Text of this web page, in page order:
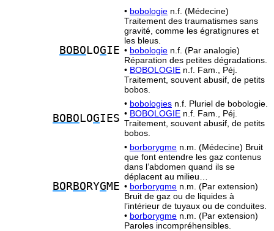
BOBO LOGIE
• bobologie n.f. (Médecine)
Traitement des traumatismes sans
gravité, comme les égratignures et
les bleus.
• bobologie n.f. (Par analogie)
Réparation des petites dégradations.
• BOBOLOGIE n.f. Fam., Péj.
Traitement, souvent abusif, de petits
bobos.
BOBO LOGIES
• bobologies n.f. Pluriel de bobologie.
• BOBOLOGIE n.f. Fam., Péj.
Traitement, souvent abusif, de petits
bobos.
BO RBO RYGME
• borborygme n.m. (Médecine) Bruit
que font entendre les gaz contenus
dans l’abdomen quand ils se
déplacent au milieu…
• borborygme n.m. (Par extension)
Bruit de gaz ou de liquides à
l’intérieur de tuyaux ou de conduites.
• borborygme n.m. (Par extension)
Paroles incompréhensibles.